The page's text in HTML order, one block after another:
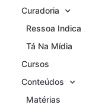
Curadoria
Ressoa Indica
Tá Na Mídia
Cursos
Conteúdos
Matérias